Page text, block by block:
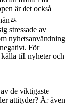
är det också
ﾭ
stressade av
nyhetsanvändning
För
källa till nyheter och
de viktigaste
attityder? Är även